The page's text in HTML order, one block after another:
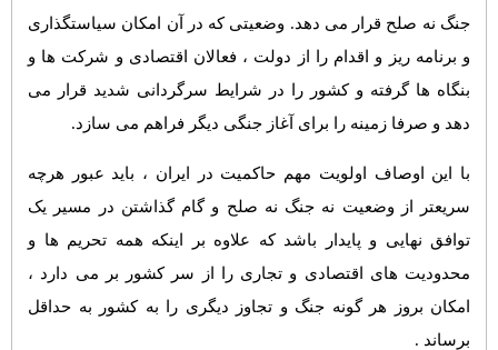
جنگ نه صلح قرار می دهد. وضعیتی که در آن امکان سیاستگذاری
و برنامه ریز و اقدام را از دولت ، فعالان اقتصادی و شرکت ها و
بنگاه ها گرفته و کشور را در شرایط سرگردانی شدید قرار می
دهد و صرفا زمینه را برای آغاز جنگی دیگر فراهم می سازد.
با این اوصاف اولویت مهم حاکمیت در ایران ، باید عبور هرچه
سریعتر از وضعیت نه جنگ نه صلح و گام گذاشتن در مسیر یک
توافق نهایی و پایدار باشد که علاوه بر اینکه همه تحریم ها و
محدودیت های اقتصادی و تجاری را از سر کشور بر می دارد ،
امکان بروز هر گونه جنگ و تجاوز دیگری را به کشور به حداقل
برساند .